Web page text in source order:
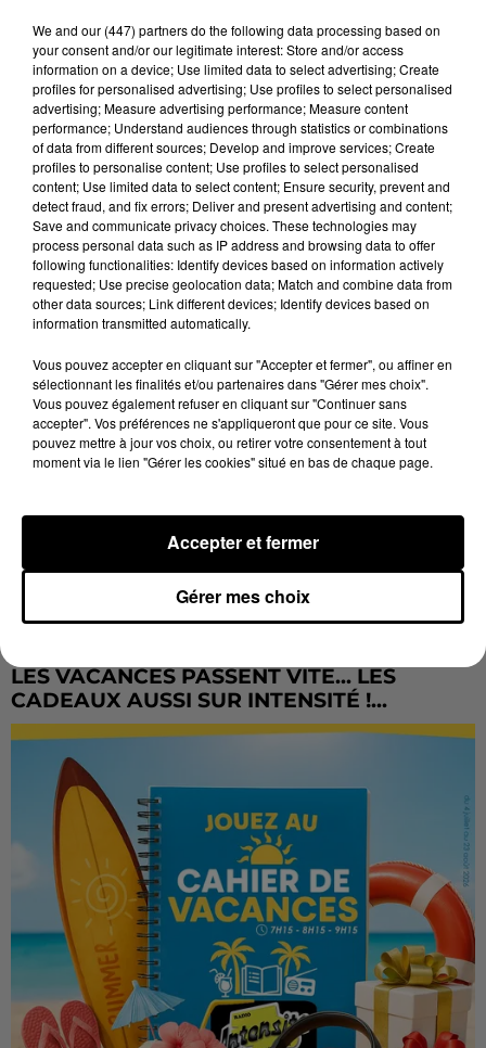
Stars'Terre 2026 : Philippe Palmieri dévoile
les ambitions d'un...
À quelques semaines de la première édition de
Stars'Terre, organisée du 18 au 20 septembre 2026 au
Château de Courtalain, Philippe Palmieri, président...
LES JEUX Voir plus
LES VACANCES PASSENT VITE... LES
CADEAUX AUSSI SUR INTENSITÉ !...
We and our (447) partnersdo the following data processing based on
your consent and/or our legitimate interest: Store and/or access
information on a device; Use limited data to select advertising; Create
profiles for personalised advertising; Use profiles to select personalised
advertising; Measure advertising performance; Measure content
performance; Understand audiences through statistics or combinations
of data from different sources; Develop and improve services; Create
profiles to personalise content; Use profiles to select personalised
content; Use limited data to select content; Ensure security, prevent and
detect fraud, and fix errors; Deliver and present advertising and content;
Save and communicate privacy choices. These technologies may
process personal data such as IP address and browsing data to offer
following functionalities: Identify devices based on information actively
requested; Use precise geolocation data; Match and combine data from
other data sources; Link different devices; Identify devices based on
information transmitted automatically.
Vous pouvez accepter en cliquant sur "Accepter et fermer", ou affiner en
sélectionnant les finalités et/ou partenaires dans "Gérer mes choix".
Vous pouvez également refuser en cliquant sur "Continuer sans
accepter". Vos préférences ne s'appliqueront que pour ce site. Vous
pouvez mettre à jour vos choix, ou retirer votre consentement à tout
moment via le lien "Gérer les cookies" situé en bas de chaque page.
Gérer mes choix
Accepter et fermer